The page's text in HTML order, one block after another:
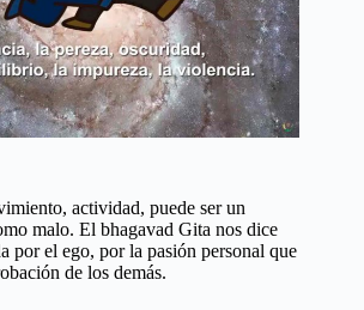
actividad, puede ser un
malo. El bhagavad Gita nos dice
por el ego, por la pasión personal que
de los demás.